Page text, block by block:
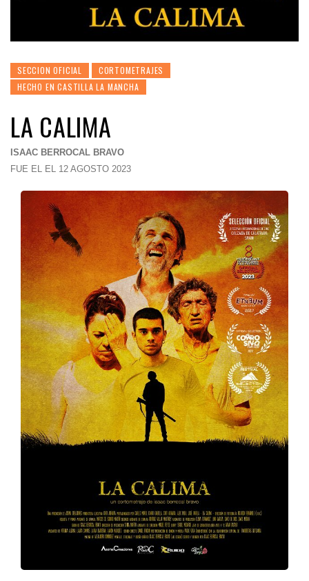
SECCION OFICIAL
CORTOMETRAJES
HECHO EN CASTILLA LA MANCHA
LA CALIMA
ISAAC BERROCAL BRAVO
FUE EL EL 12 AGOSTO 2023